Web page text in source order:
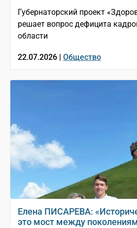
Губернаторский проект
решает вопрос дефицита
области
22.07.2026 | Общество
Елена ПИСАРЕВА:
это мост между